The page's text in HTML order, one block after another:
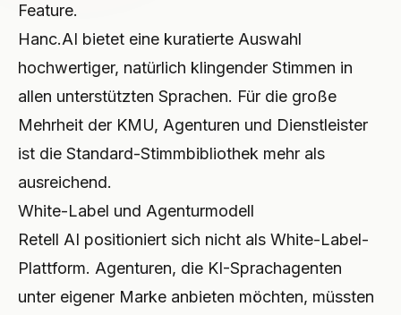
Feature.
Hanc.AI bietet eine kuratierte Auswahl
hochwertiger, natürlich klingender Stimmen in
allen unterstützten Sprachen. Für die große
Mehrheit der KMU, Agenturen und Dienstleister
ist die Standard-Stimmbibliothek mehr als
ausreichend.
White-Label und Agenturmodell
Retell AI positioniert sich nicht als White-Label-
Plattform. Agenturen, die KI-Sprachagenten
unter eigener Marke anbieten möchten, müssten